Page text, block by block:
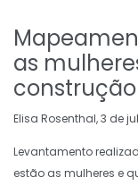
as
by
Elisa Rosenthal 3 de
Levantamento
estão as mulheres e